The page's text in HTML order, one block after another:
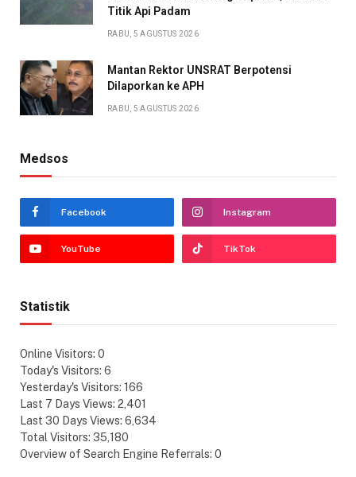
Titik Api Padam
RABU, 5 AGUSTUS 2026
Mantan Rektor UNSRAT Berpotensi
Dilaporkan ke APH
RABU, 5 AGUSTUS 2026
Medsos
Facebook Instagram
YouTube TikTok
Statistik
Online Visitors: 0
Today's Visitors: 6
Yesterday's Visitors: 166
Last 7 Days Views: 2,401
Last 30 Days Views: 6,634
Total Visitors: 35,180
Overview of Search Engine Referrals: 0